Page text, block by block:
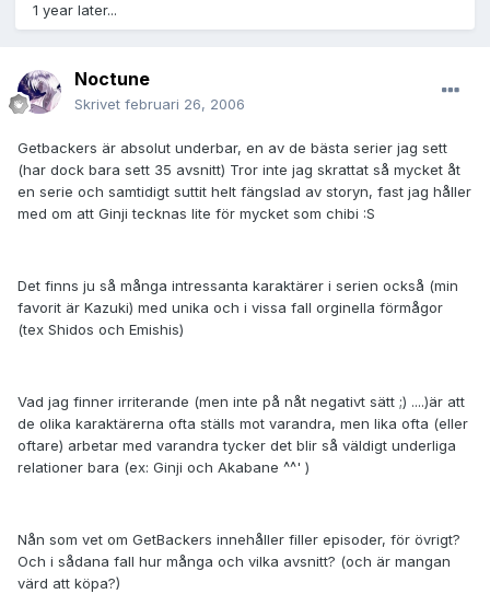
1 year later...
Noctune
Skrivet februari 26, 2006
Getbackers är absolut underbar, en av de bästa serier jag sett
(har dock bara sett 35 avsnitt) Tror inte jag skrattat så mycket åt
en serie och samtidigt suttit helt fängslad av storyn, fast jag håller
med om att Ginji tecknas lite för mycket som chibi :S
Det finns ju så många intressanta karaktärer i serien också (min
favorit är Kazuki) med unika och i vissa fall orginella förmågor
(tex Shidos och Emishis)
Vad jag finner irriterande (men inte på nåt negativt sätt ;) ....)är att
de olika karaktärerna ofta ställs mot varandra, men lika ofta (eller
oftare) arbetar med varandra tycker det blir så väldigt underliga
relationer bara (ex: Ginji och Akabane ^^' )
Nån som vet om GetBackers innehåller filler episoder, för övrigt?
Och i sådana fall hur många och vilka avsnitt? (och är mangan
värd att köpa?)